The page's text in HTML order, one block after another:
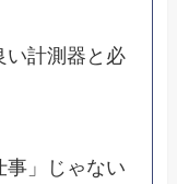
い計測器と必
事」じゃない